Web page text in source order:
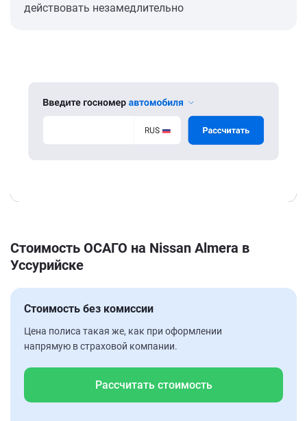
действовать незамедлительно
Стоимость ОСАГО на Nissan Almera в
Уссурийске
Стоимость без комиссии
Цена полиса такая же, как при оформлении
напрямую в страховой компании.
Рассчитать стоимость